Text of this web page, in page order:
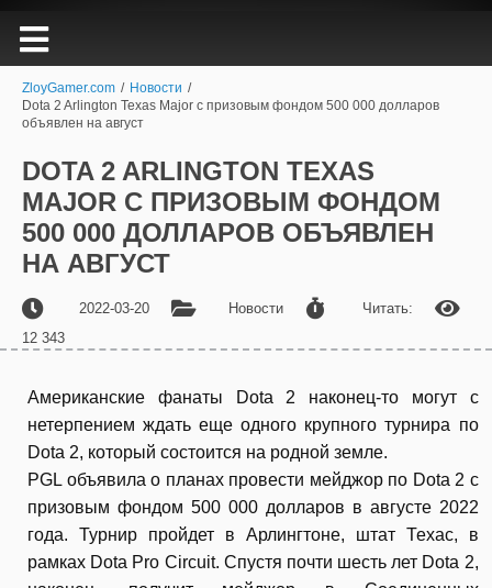
ZloyGamer.com / Новости /
Dota 2 Arlington Texas Major с призовым фондом 500 000 долларов
объявлен на август
DOTA 2 ARLINGTON TEXAS
MAJOR С ПРИЗОВЫМ ФОНДОМ
500 000 ДОЛЛАРОВ ОБЪЯВЛЕН
НА АВГУСТ
2022-03-20 Новости
Читать:
12 343
Американские фанаты Dota 2 наконец-то могут с
нетерпением ждать еще одного крупного турнира по
Dota 2, который состоится на родной земле.
PGL объявила о планах провести мейджор по Dota 2 с
призовым фондом 500 000 долларов в августе 2022
года. Турнир пройдет в Арлингтоне, штат Техас, в
рамках Dota Pro Circuit. Спустя почти шесть лет Dota 2,